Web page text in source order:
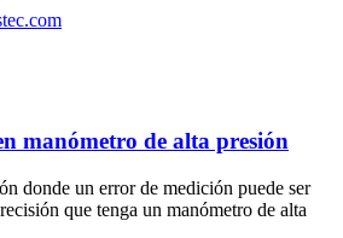
manómetro de alta presión
donde un error de medición puede ser
que tenga un manómetro de alta